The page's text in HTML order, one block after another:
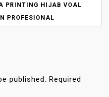
PRINTING HIJAB VOAL
PROFESIONAL
published. Required